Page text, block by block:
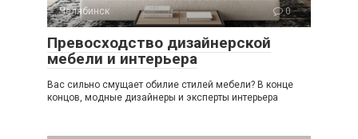
Челябинск 0
Превосходство дизайнерской
мебели и интерьера
Вас сильно смущает обилие стилей мебели? В конце
концов, модные дизайнеры и эксперты интерьера